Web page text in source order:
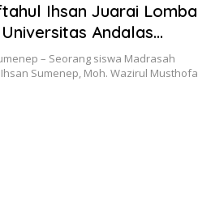
Ihsan Juarai Lomba
Andalas
– Seorang siswa Madrasah
Sumenep, Moh. Wazirul Musthofa